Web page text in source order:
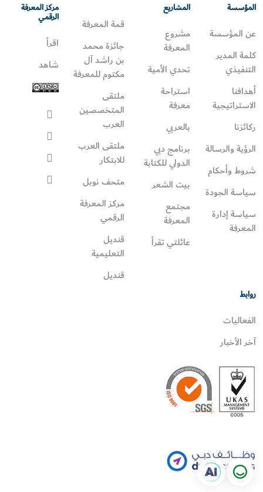
المؤسسة
عن المؤسسة
كلمة المدير
التنفيذي
أهدافنا
الاستراتيجية
ركائزنا
الرؤية والرسالة
شروط وأحكام
سياسة الجودة
سياسة إدارة
المعرفة
المشاريع
مشروع
المعرفة
تحدي الأمية
استراحة
معرفة
بالعربي
برنامج دبي
الدولي للكتابة
بيت الشعر
مجتمع
المعرفة
عائلتي تقرأ‎
قمة المعرفة
جائزة محمد
بن راشد آل
مكتوم للمعرفة
ملتقى
المتخصصين
العرب
ملتقى العرب
للابتكار
متحف نوبل
مركز المعرفة
الرقمي
قنديل
التعليمية
قنديل
مركز المعرفة
الرقمي
اقرأ
شاهد
روابط
الفعاليات
آخر الأخبار